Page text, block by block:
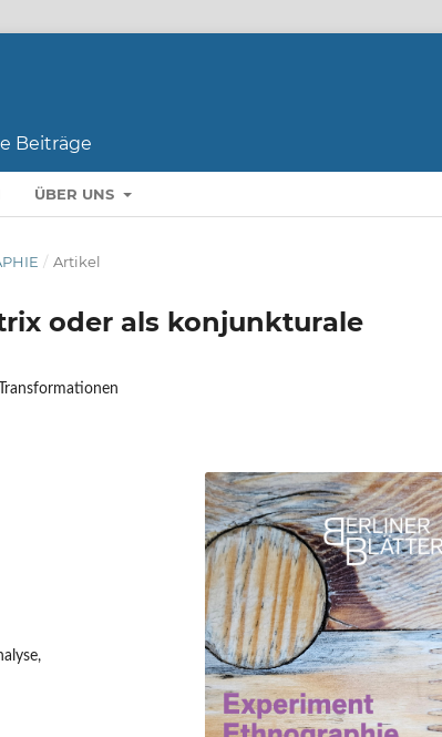
ÜBER UNS
/ Artikel
oder als konjunkturale